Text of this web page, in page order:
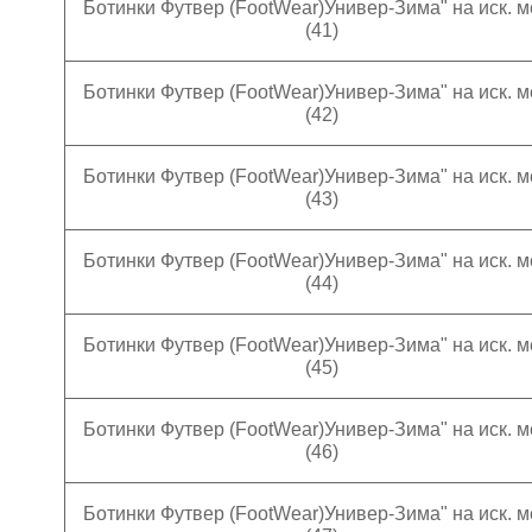
Ботинки Футвер (FootWear)Универ-Зима" на иск.
(41)
Ботинки Футвер (FootWear)Универ-Зима" на иск.
(42)
Ботинки Футвер (FootWear)Универ-Зима" на иск.
(43)
Ботинки Футвер (FootWear)Универ-Зима" на иск.
(44)
Ботинки Футвер (FootWear)Универ-Зима" на иск.
(45)
Ботинки Футвер (FootWear)Универ-Зима" на иск.
(46)
Ботинки Футвер (FootWear)Универ-Зима" на иск.